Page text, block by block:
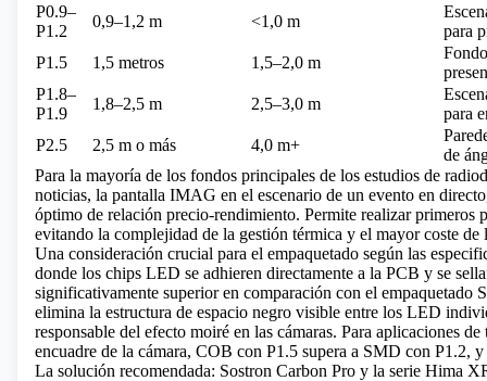
P0.9–
P1.2
0,9–1,2 m <1,0 m
para
P1.5
1,5 metros 1,5–2,0 m
P1.8–
P1.9
1,8–2,5 m 2,5–3,0 m
para
P2.5
2,5 m o más 4,0 m+
de
Para la mayoría de los fondos principales de los estudios de
noticias, la pantalla IMAG en el escenario de un evento en
óptimo de relación precio-rendimiento. Permite realizar primeros
evitando la complejidad de la gestión térmica y el mayor coste
Una consideración crucial para el empaquetado según las
donde los chips LED se adhieren directamente a la PCB y se
significativamente superior en comparación con el
elimina la estructura de espacio negro visible entre los LED
responsable del efecto moiré en las cámaras. Para aplicaciones
encuadre de la cámara, COB con P1.5 supera a SMD con P1.2,
La solución recomendada: Sostron Carbon Pro y la serie Hima